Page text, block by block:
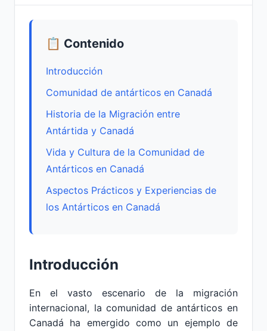
📋 Contenido
Introducción
Comunidad de antárticos en Canadá
Historia de la Migración entre
Antártida y Canadá
Vida y Cultura de la Comunidad de
Antárticos en Canadá
Aspectos Prácticos y Experiencias de
los Antárticos en Canadá
Introducción
En el vasto escenario de la migración
internacional, la comunidad de antárticos en
Canadá ha emergido como un ejemplo de